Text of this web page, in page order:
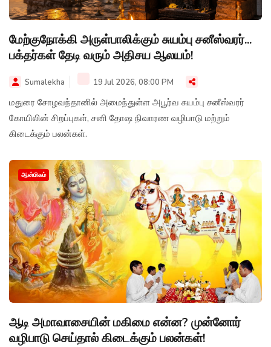
மேற்குநோக்கி அருள்பாலிக்கும் சுயம்பு சனீஸ்வரர்...
பக்தர்கள் தேடி வரும் அதிசய ஆலயம்!
Sumalekha 19 Jul 2026, 08:00 PM
மதுரை சோழவந்தானில் அமைந்துள்ள அபூர்வ சுயம்பு சனீஸ்வரர்
கோயிலின் சிறப்புகள், சனி தோஷ நிவாரண வழிபாடு மற்றும்
கிடைக்கும் பலன்கள்.
ஆன்மிகம்
ஆடி அமாவாசையின் மகிமை என்ன? முன்னோர்
வழிபாடு செய்தால் கிடைக்கும் பலன்கள்!